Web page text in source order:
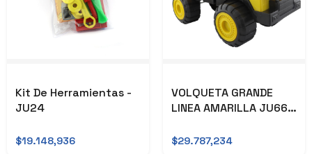
Kit De Herramientas -
JU24
$19.148,936
VOLQUETA GRANDE
LINEA AMARILLA JU66-
$29.787,234